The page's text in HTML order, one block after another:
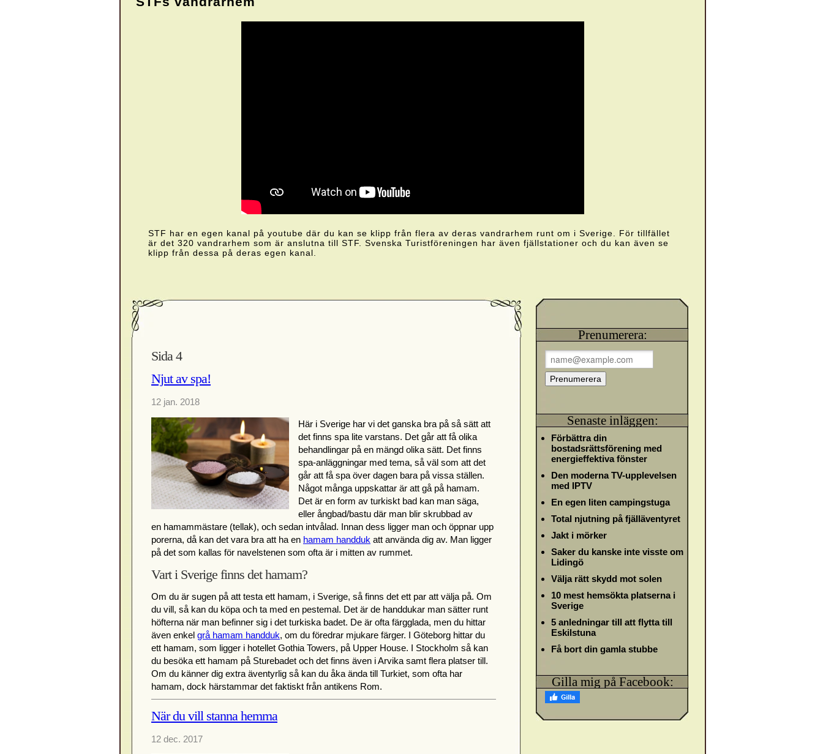
STF har en egen kanal på youtube där du kan se klipp från flera av deras vandrarhem runt om i Sverige. För tillfället
är det 320 vandrarhem som är anslutna till STF. Svenska Turistföreningen har även fjällstationer och du kan även se
klipp från dessa på deras egen kanal.
Sida 4
Njut av spa!
12 jan. 2018
Här i Sverige har vi det ganska bra på så sätt att
det finns spa lite varstans. Det går att få olika
behandlingar på en mängd olika sätt. Det finns
spa-anläggningar med tema, så väl som att det
går att få spa över dagen bara på vissa ställen.
Något många uppskattar är att gå på hamam.
Det är en form av turkiskt bad kan man säga,
eller ångbad/bastu där man blir skrubbad av
en hamammästare (tellak), och sedan intvålad. Innan dess ligger man och öppnar upp
porerna, då kan det vara bra att ha en hamam handduk att använda dig av. Man ligger
på det som kallas för navelstenen som ofta är i mitten av rummet.
Vart i Sverige finns det hamam?
Om du är sugen på att testa ett hamam, i Sverige, så finns det ett par att välja på. Om
du vill, så kan du köpa och ta med en pestemal. Det är de handdukar man sätter runt
höfterna när man befinner sig i det turkiska badet. De är ofta färgglada, men du hittar
även enkel grå hamam handduk, om du föredrar mjukare färger. I Göteborg hittar du
ett hamam, som ligger i hotellet Gothia Towers, på Upper House. I Stockholm så kan
du besöka ett hamam på Sturebadet och det finns även i Arvika samt flera platser till.
Om du känner dig extra äventyrlig så kan du åka ända till Turkiet, som ofta har
hamam, dock härstammar det faktiskt från antikens Rom.
När du vill stanna hemma
12 dec. 2017
Prenumerera:
Senaste inläggen:
Förbättra din
bostadsrättsförening med
energieffektiva fönster
Den moderna TV-upplevelsen
med IPTV
En egen liten campingstuga
Total njutning på fjälläventyret
Jakt i mörker
Saker du kanske inte visste om
Lidingö
Välja rätt skydd mot solen
10 mest hemsökta platserna i
Sverige
5 anledningar till att flytta till
Eskilstuna
Få bort din gamla stubbe
Gilla mig på Facebook: